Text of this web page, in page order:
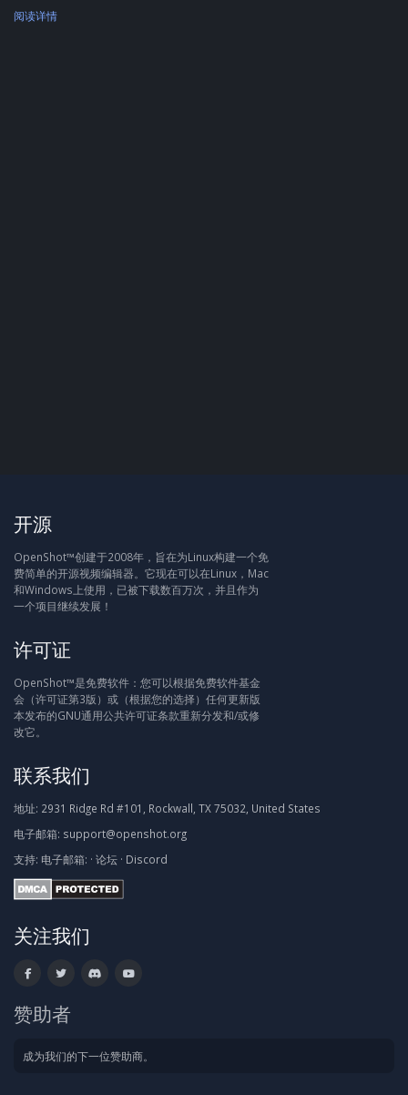
阅读详情
开源
OpenShot™创建于2008年，旨在为Linux构建一个免
费简单的开源视频编辑器。它现在可以在Linux，Mac
和Windows上使用，已被下载数百万次，并且作为
一个项目继续发展！
许可证
OpenShot™是免费软件：您可以根据免费软件基金
会（许可证第3版）或（根据您的选择）任何更新版
本发布的GNU通用公共许可证条款重新分发和/或修
改它。
联系我们
地址: 2931 Ridge Rd #101, Rockwall, TX 75032, United States
电子邮箱: support@openshot.org
支持: 电子邮箱: · 论坛 · Discord
关注我们
赞助者
成为我们的下一位赞助商。